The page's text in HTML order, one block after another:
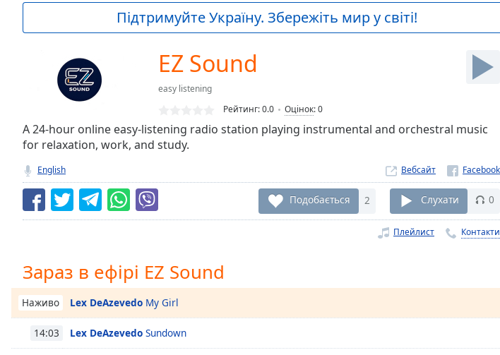
Current
TypeLIVE
Seek to
currently
behind
LIVE
Remaining
Time-
Playback
Rate
Chapters
Chapters
Підтримуйте Україну. Збережіть мир у світі!
EZ Sound
easy listening
Рейтинг:0.0 Оцінок:0
A 24-hour online easy-listening radio station playing instrumental and orchestral music
for relaxation, work, and study.
English Вебсайт
Подобається 2 Слухати 0
Плейлист Контакти
Зараз в ефірі EZ Sound
Наживо Lex DeAzevedo My Girl
14:03 Lex DeAzevedo Sundown